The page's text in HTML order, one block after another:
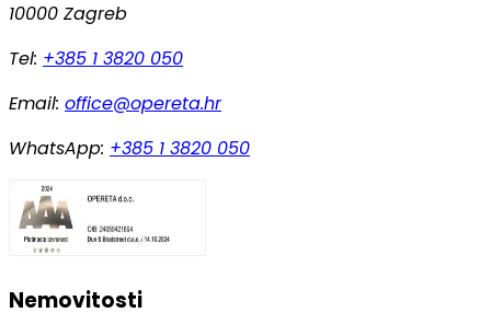
10000 Zagreb
Tel: +385 1 3820 050
Email: office@opereta.hr
WhatsApp: +385 1 3820 050
Nemovitosti